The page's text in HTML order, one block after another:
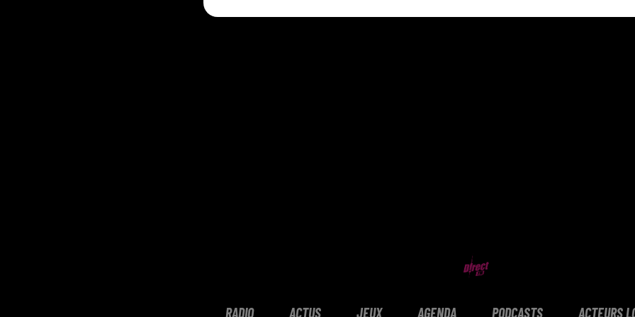
RADIO ACTUS JEUX AGENDA PODCASTS ACTEURS